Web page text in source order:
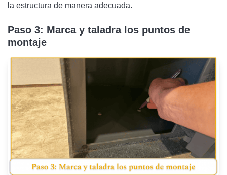
la estructura de manera adecuada.
Paso 3: Marca y taladra los puntos de
montaje